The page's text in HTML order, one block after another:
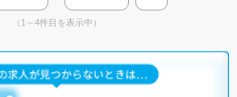
（1～4件目を表示中）